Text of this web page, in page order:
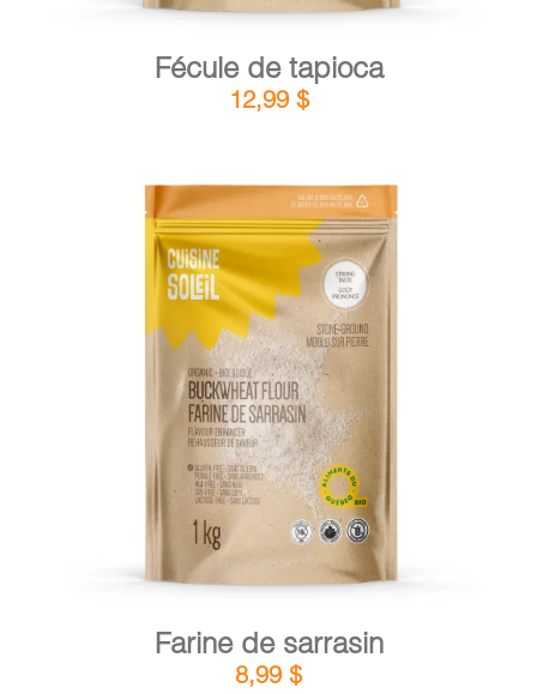
Fécule de tapioca
12,99 $
AJOUTER AU PANIER / DÉTAILS
Farine de sarrasin
8,99 $